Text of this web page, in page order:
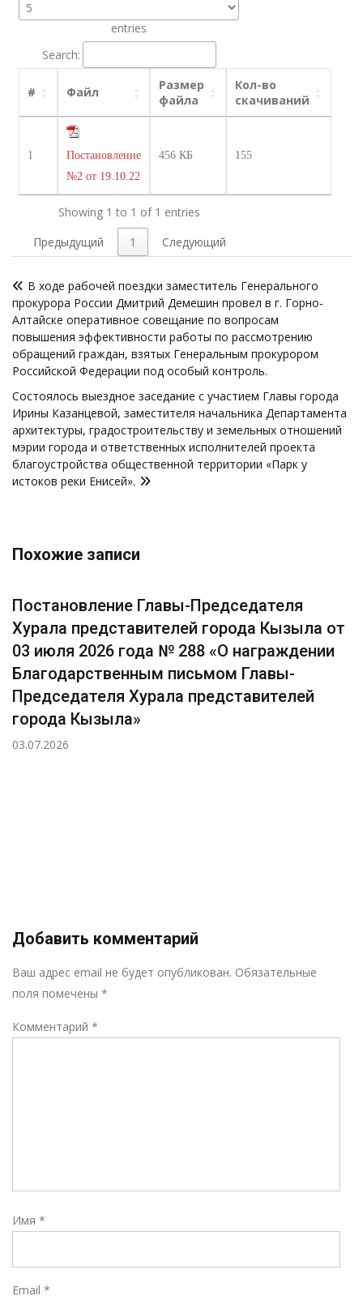
entries
Search:
# Файл
Размер
файла
Кол-во
скачиваний
1
Постановление
№2 от 19.10.22
456 КБ 155
Showing 1 to 1 of 1 entries
Предыдущий
1 Следующий
по
записям
В ходе рабочей поездки заместитель Генерального
прокурора России Дмитрий Демешин провел в г. Горно-
Алтайске оперативное совещание по вопросам
повышения эффективности работы по рассмотрению
обращений граждан, взятых Генеральным прокурором
Российской Федерации под особый контроль.
Состоялось выездное заседание с участием Главы города
Ирины Казанцевой, заместителя начальника Департамента
архитектуры, градостроительству и земельных отношений
мэрии города и ответственных исполнителей проекта
благоустройства общественной территории «Парк у
истоков реки Енисей».
Похожие записи
Постановление Главы-Председателя
Хурала представителей города Кызыла от
03 июля 2026 года № 288 «О награждении
Благодарственным письмом Главы-
Председателя Хурала представителей
города Кызыла»
03.07.2026
Добавить комментарий
Ваш адрес email не будет опубликован. Обязательные
поля помечены *
Комментарий *
Имя *
Email *